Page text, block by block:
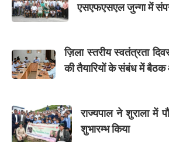
एसएफएसएल जुन्गा में
ज़िला स्तरीय स्वतंत्रता
की तैयारियों के संबंध में
राज्यपाल ने शुराला में
शुभारम्भ किया